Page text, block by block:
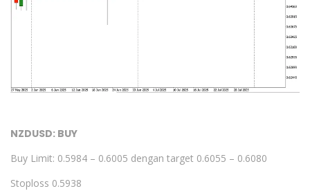
NZDUSD: BUY
Buy Limit: 0.5984 – 0.6005 dengan target 0.6055 – 0.6080
Stoploss 0.5938